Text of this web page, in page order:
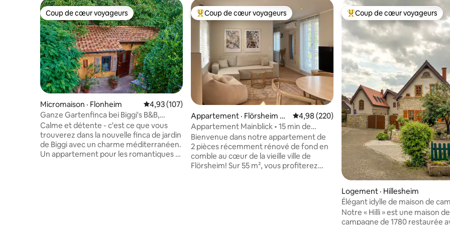
Coup de cœur voyageurs
Coup de cœur voyageurs
Micromaison · Flonheim Note moyenne de 4,93 sur 5, 107 commentaires
4,93 (107)
Ganze Gartenfinca bei Biggi's B&B,
micro-maison
Calme et détente - c'est ce que vous
trouverez dans la nouvelle finca de jardin
de Biggi avec un charme méditerranéen.
Un appartement pour les romantiques et
Coup de cœur voyageurs parmi les plus aimés
Coup de cœur voyageurs
Appartement · Flörsheim a
m Main
Note moyenne de 4,98 sur 5, 220
4,98 (220)
Appartement Mainblick • 15 min de
l'aéroport • Stationnement gratuit
Bienvenue dans notre appartement de
2 pièces récemment rénové de fond en
comble au cœur de la vieille ville de
Flörsheim! Sur 55 m², vous profiterez
Coup de cœur voyageurs
Coup de cœur voyageurs
Logement · Hillesheim
Élégant idylle de maison de
avec jardin et sauna
Notre « Hilli » est une maison de
campagne de 1780 restaurée